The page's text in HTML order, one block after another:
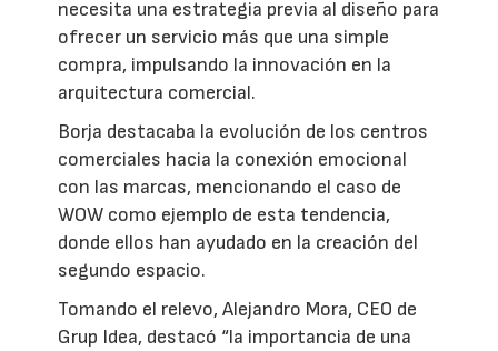
necesita una estrategia previa al diseño para
ofrecer un servicio más que una simple
compra, impulsando la innovación en la
arquitectura comercial.
Borja destacaba la evolución de los centros
comerciales hacia la conexión emocional
con las marcas, mencionando el caso de
WOW como ejemplo de esta tendencia,
donde ellos han ayudado en la creación del
segundo espacio.
Tomando el relevo, Alejandro Mora, CEO de
Grup Idea, destacó “la importancia de una